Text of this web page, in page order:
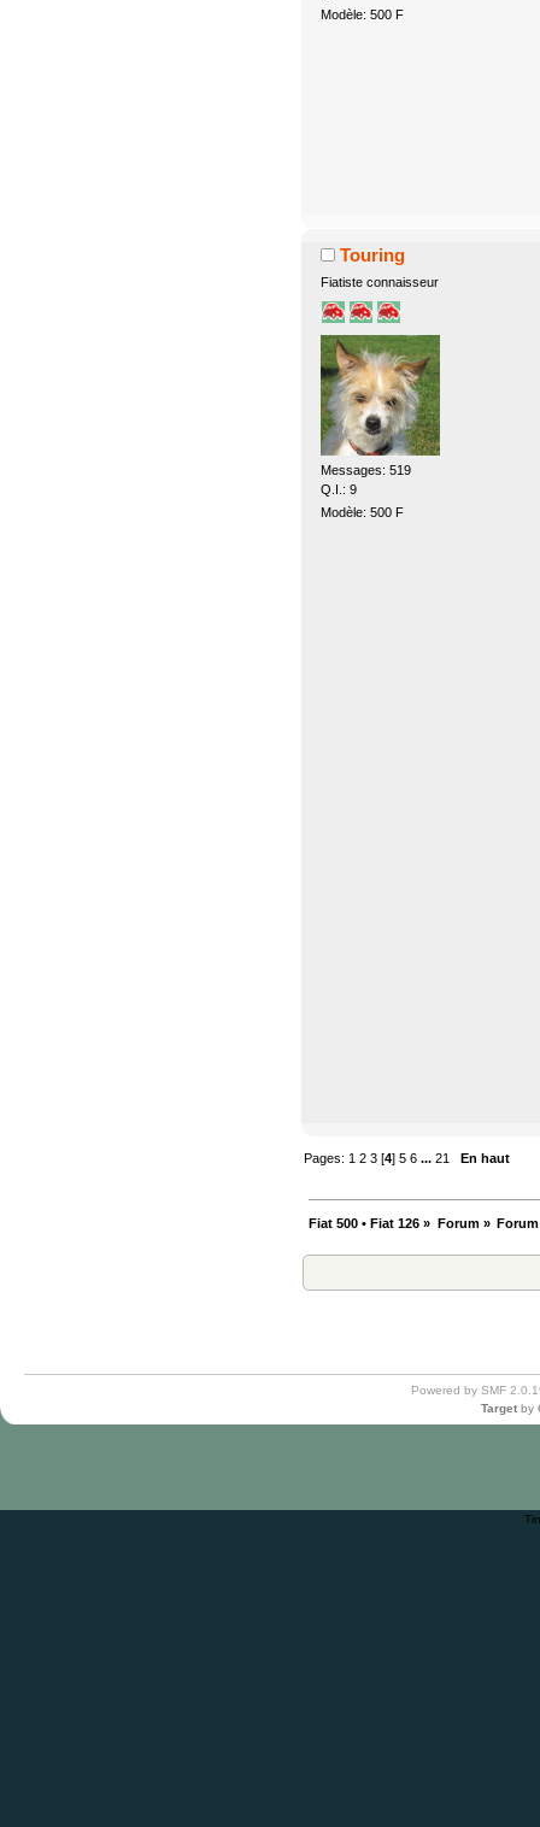
Modèle: 500 F
Touring
Fiatiste connaisseur
Messages: 519
Q.I.: 9
Modèle: 500 F
Pages: 1 2 3 [4]5 6 ...21 En haut
Fiat 500 • Fiat 126 » Forum»
Powered by SMF
Target by